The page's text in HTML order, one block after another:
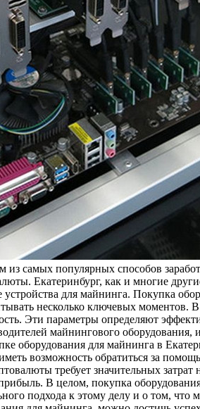
самых популярных способов
Екатеринбург, как и многие
для майнинга. Покупка
несколько ключевых моментов. В
Эти параметры определяют
майнингового
оборудования для майнинга в
возможность обратиться за
требует значительных
В целом, покупка
подхода к этому делу и о том,